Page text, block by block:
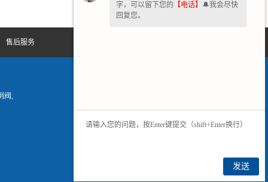
售后服务
阀,
字，可以留下您的 【电话】 🔔我会尽快
回复您。
发送